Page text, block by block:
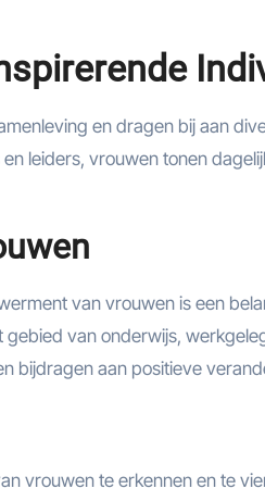
en dragen bij aan
leiders, vrouwen tonen
van vrouwen is een
van onderwijs,
bijdragen aan positieve
vrouwen te erkennen en te